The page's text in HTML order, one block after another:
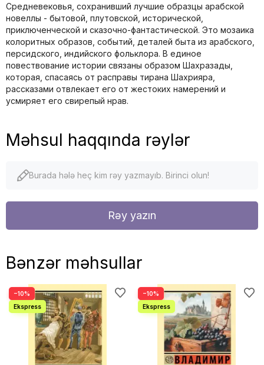
Средневековья, сохранивший лучшие образцы арабской
новеллы - бытовой, плутовской, исторической,
приключенческой и сказочно-фантастической. Это мозаика
колоритных образов, событий, деталей быта из арабского,
персидского, индийского фольклора. В единое
повествование истории связаны образом Шахразады,
которая, спасаясь от расправы тирана Шахрияра,
рассказами отвлекает его от жестоких намерений и
усмиряет его свирепый нрав.
Məhsul haqqında rəylər
Burada hələ heç kim rəy yazmayıb. Birinci olun!
Rəy yazın
Bənzər məhsullar
−10% −10%